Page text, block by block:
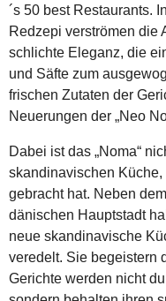
´s 50 best Restaurants.
Redzepi verströmen die
schlichte Eleganz, die
und Säfte zum
frischen Zutaten der
Neuerungen der „Neo
Dabei ist das „Noma“
skandinavischen
gebracht hat. Neben
dänischen Hauptstadt
neue skandinavische
veredelt. Sie begeistern
Gerichte werden nicht